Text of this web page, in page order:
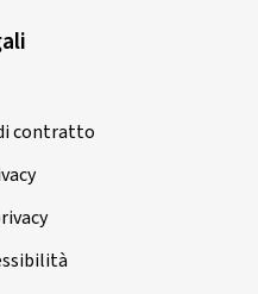
contratto